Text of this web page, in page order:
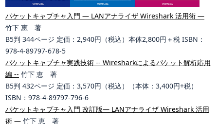
パケットキャプチャ入門 ― LANアナライザ Wireshark 活用術 ―
竹下 恵 著
B5判 344ページ 定価：2,940円（税込）本体2,800円＋税 ISBN：
978-4-89797-678-5
パケットキャプチャ実践技術 -- Wiresharkによるパケット解析応用
編 -- 竹下 恵 著
B5判 432ページ 定価：3,570円（税込）（本体：3,400円+税）
ISBN：978-4-89797-796-6
パケットキャプチャ入門 改訂版― LANアナライザ Wireshark 活用
術 ― 竹下 恵 著